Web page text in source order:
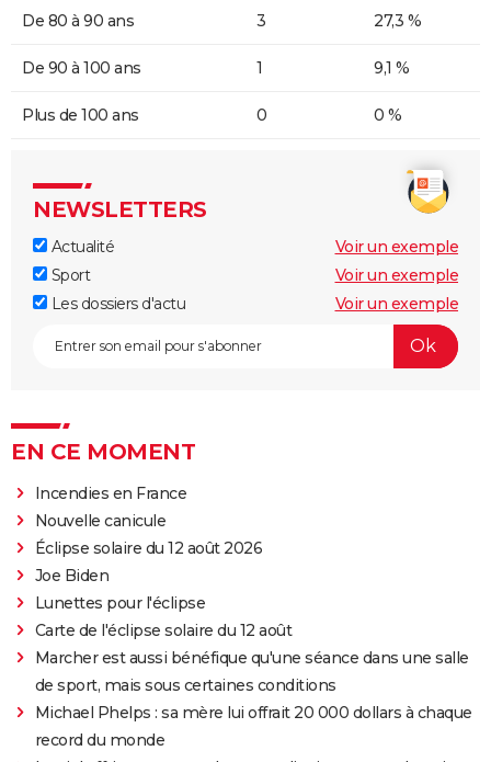
De 80 à 90 ans 3 27,3 %
De 90 à 100 ans 1 9,1 %
Plus de 100 ans 0 0 %
NEWSLETTERS
Actualité
Voir un exemple
Sport
Voir un exemple
Les dossiers d'actu
Voir un exemple
EN CE MOMENT
Incendies en France
Nouvelle canicule
Éclipse solaire du 12 août 2026
Joe Biden
Lunettes pour l'éclipse
Carte de l'éclipse solaire du 12 août
Marcher est aussi bénéfique qu'une séance dans une salle
de sport, mais sous certaines conditions
Michael Phelps : sa mère lui offrait 20 000 dollars à chaque
record du monde